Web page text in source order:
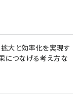
拡大と効率化を実現す
につなげる考え方な